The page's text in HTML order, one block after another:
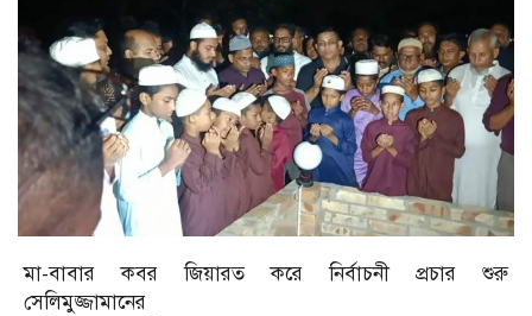
মা-বাবার কবর জিয়ারত করে নির্বাচনী প্রচার শুরু
সেলিমুজ্জামানের